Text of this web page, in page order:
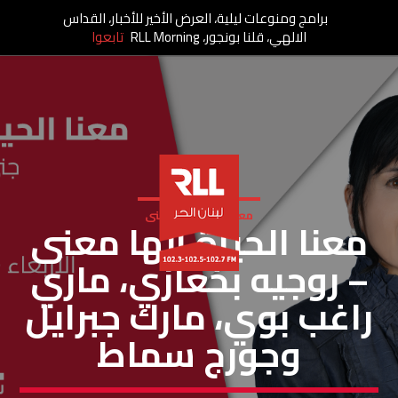
معنا الحياة الها معنى
معنا الحياة إلها معنى
– روجيه بخعازي، ماري
راغب بوي، مارك جبرايل
وجورج سماط
برامج ومنوعات ليلية، العرض الأخير للأخبار، القداس
الالهي، قلنا بونجور، RLL Morning تابعوا